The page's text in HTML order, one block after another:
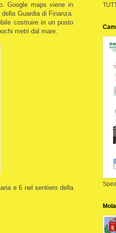
Google maps viene in
Guardia di Finanza.
costruire in un posto
metri dal mare.
e 6 nel sentiero della